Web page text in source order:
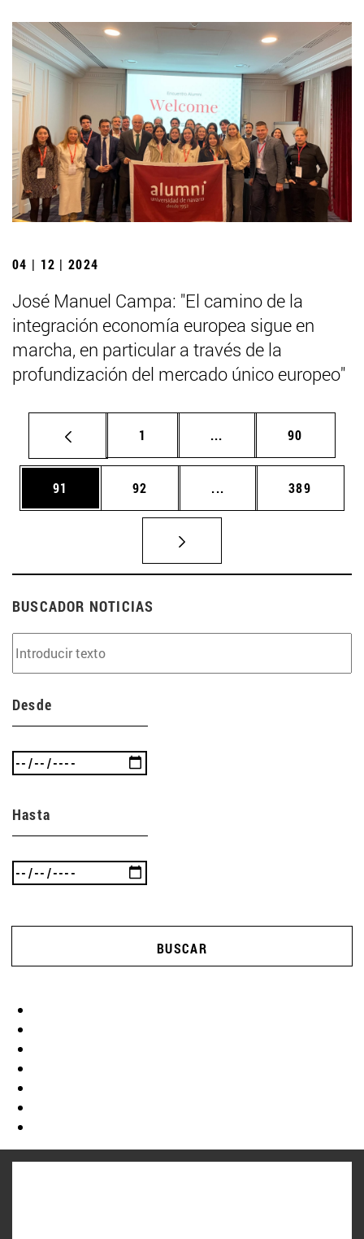
04 | 12 | 2024
José Manuel Campa: "El camino de la
integración economía europea sigue en
marcha, en particular a través de la
profundización del mercado único europeo"
Página
1 ... Páginas intermedias
Página
90
Página
91 Página
92 ... Páginas intermedias
Página
389
BUSCADOR NOTICIAS
Desde
Hasta
BUSCAR